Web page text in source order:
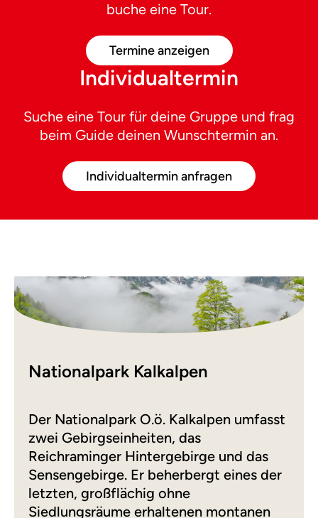
buche eine Tour.
Termine anzeigen
Individualtermin
Suche eine Tour für deine Gruppe und frag
beim Guide deinen Wunschtermin an.
Individualtermin anfragen
Nationalpark Kalkalpen
Der Nationalpark O.ö. Kalkalpen umfasst
zwei Gebirgseinheiten, das
Reichraminger Hintergebirge und das
Sensengebirge. Er beherbergt eines der
letzten, großflächig ohne
Siedlungsräume erhaltenen montanen